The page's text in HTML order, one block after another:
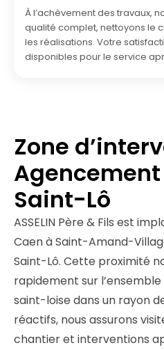
À l’achèvement des travaux,
qualité complet, nettoyons le
les réalisations. Votre
disponibles pour le service
Zone
Saint-Lô
ASSELIN Père & Fils est
Caen à Saint-Amand-
Saint-Lô. Cette proximité
rapidement sur
saint-loise dans un rayon
réactifs, nous assurons
chantier et interventions